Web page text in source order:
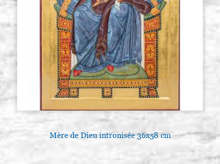
Mère de Dieu intronisée 36x58 cm